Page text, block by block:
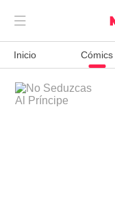

Inicio Cómics